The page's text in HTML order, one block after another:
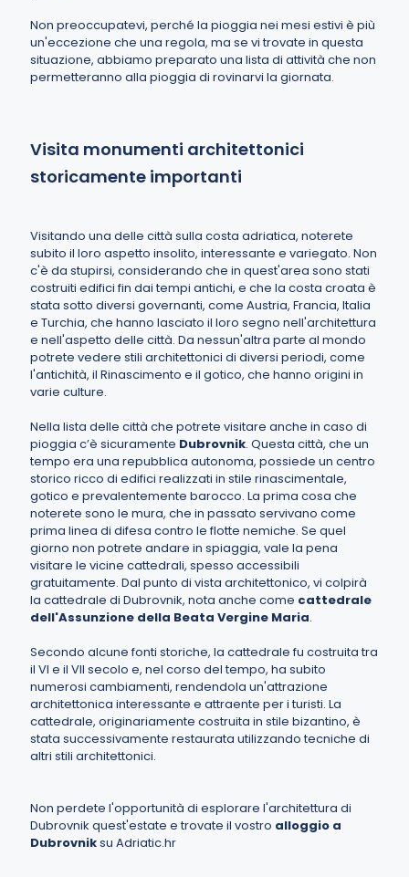
Non preoccupatevi, perché la pioggia nei mesi estivi è più
un'eccezione che una regola, ma se vi trovate in questa
situazione, abbiamo preparato una lista di attività che non
permetteranno alla pioggia di rovinarvi la giornata.
Visita monumenti architettonici
storicamente importanti
Visitando una delle città sulla costa adriatica, noterete
subito il loro aspetto insolito, interessante e variegato. Non
c'è da stupirsi, considerando che in quest'area sono stati
costruiti edifici fin dai tempi antichi, e che la costa croata è
stata sotto diversi governanti, come Austria, Francia, Italia
e Turchia, che hanno lasciato il loro segno nell'architettura
e nell'aspetto delle città. Da nessun'altra parte al mondo
potrete vedere stili architettonici di diversi periodi, come
l'antichità, il Rinascimento e il gotico, che hanno origini in
varie culture.
Nella lista delle città che potrete visitare anche in caso di
pioggia c’è sicuramente Dubrovnik. Questa città, che un
tempo era una repubblica autonoma, possiede un centro
storico ricco di edifici realizzati in stile rinascimentale,
gotico e prevalentemente barocco. La prima cosa che
noterete sono le mura, che in passato servivano come
prima linea di difesa contro le flotte nemiche. Se quel
giorno non potrete andare in spiaggia, vale la pena
visitare le vicine cattedrali, spesso accessibili
gratuitamente. Dal punto di vista architettonico, vi colpirà
la cattedrale di Dubrovnik, nota anche come cattedrale
dell'Assunzione della Beata Vergine Maria.
Secondo alcune fonti storiche, la cattedrale fu costruita tra
il VI e il VII secolo e, nel corso del tempo, ha subito
numerosi cambiamenti, rendendola un'attrazione
architettonica interessante e attraente per i turisti. La
cattedrale, originariamente costruita in stile bizantino, è
stata successivamente restaurata utilizzando tecniche di
altri stili architettonici.
Non perdete l'opportunità di esplorare l'architettura di
Dubrovnik quest'estate e trovate il vostro alloggio a
Dubrovniksu Adriatic.hr